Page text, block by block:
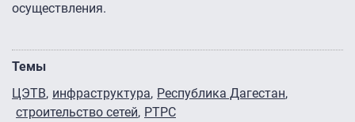
осуществления.
Темы
ЦЭТВ инфраструктура Республика Дагестан
строительство сетей РТРС